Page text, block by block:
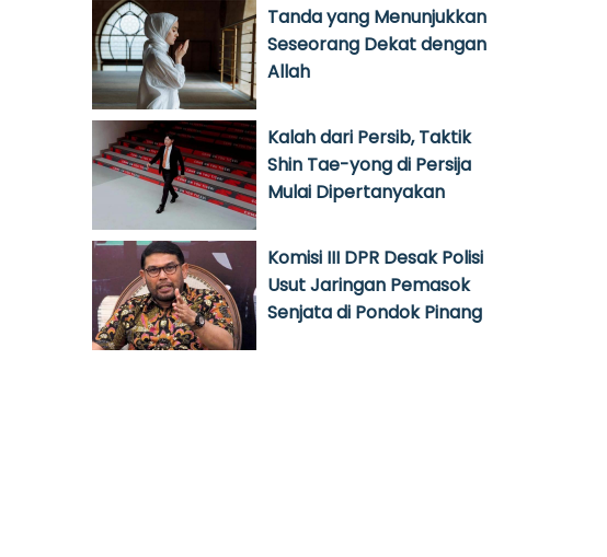
Tanda yang Menunjukkan
Seseorang Dekat dengan
Allah
Kalah dari Persib, Taktik
Shin Tae-yong di Persija
Mulai Dipertanyakan
Komisi III DPR Desak Polisi
Usut Jaringan Pemasok
Senjata di Pondok Pinang